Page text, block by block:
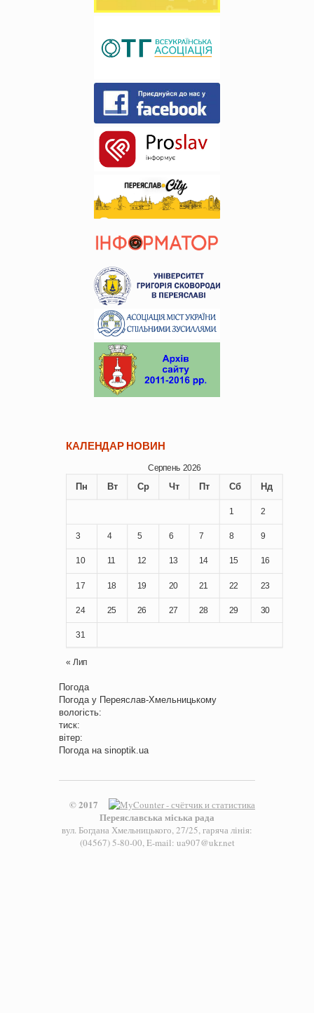
КАЛЕНДАР НОВИН
Серпень 2026
Пн Вт Ср Чт Пт Сб Нд
1 2
3 4 5 6 7 8 9
10 11 12 13 14 15 16
17 18 19 20 21 22 23
24 25 26 27 28 29 30
31
« Лип
Погода
Погода у Переяслав-Хмельницькому
вологість:
тиск:
вітер:
Погода на sinoptik.ua
© 2017
Переяславська міська рада
вул. Богдана Хмельницького, 27/25, гаряча лінія:
(04567) 5-80-00, E-mail: ua907@ukr.net